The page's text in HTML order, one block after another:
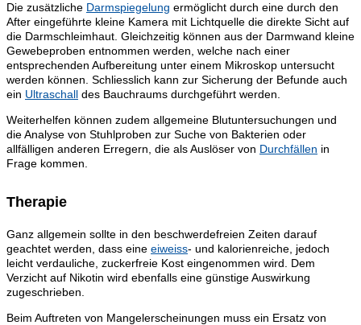
Die zusätzliche Darmspiegelung ermöglicht durch eine durch den
After eingeführte kleine Kamera mit Lichtquelle die direkte Sicht auf
die Darmschleimhaut. Gleichzeitig können aus der Darmwand kleine
Gewebeproben entnommen werden, welche nach einer
entsprechenden Aufbereitung unter einem Mikroskop untersucht
werden können. Schliesslich kann zur Sicherung der Befunde auch
ein Ultraschall des Bauchraums durchgeführt werden.
Weiterhelfen können zudem allgemeine Blutuntersuchungen und
die Analyse von Stuhlproben zur Suche von Bakterien oder
allfälligen anderen Erregern, die als Auslöser von Durchfällen in
Frage kommen.
Therapie
Ganz allgemein sollte in den beschwerdefreien Zeiten darauf
geachtet werden, dass eine eiweiss- und kalorienreiche, jedoch
leicht verdauliche, zuckerfreie Kost eingenommen wird. Dem
Verzicht auf Nikotin wird ebenfalls eine günstige Auswirkung
zugeschrieben.
Beim Auftreten von Mangelerscheinungen muss ein Ersatz von